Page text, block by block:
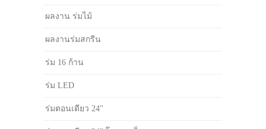
ผลงาน ร่มไม้
ผลงานร่มสกรีน
ร่ม 16 ก้าน
ร่ม LED
ร่มตอนเดียว 24"